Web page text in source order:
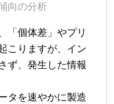
向の分析
「個体差」やプリ
こりますが、イン
ず、発生した情報
タを速やかに製造